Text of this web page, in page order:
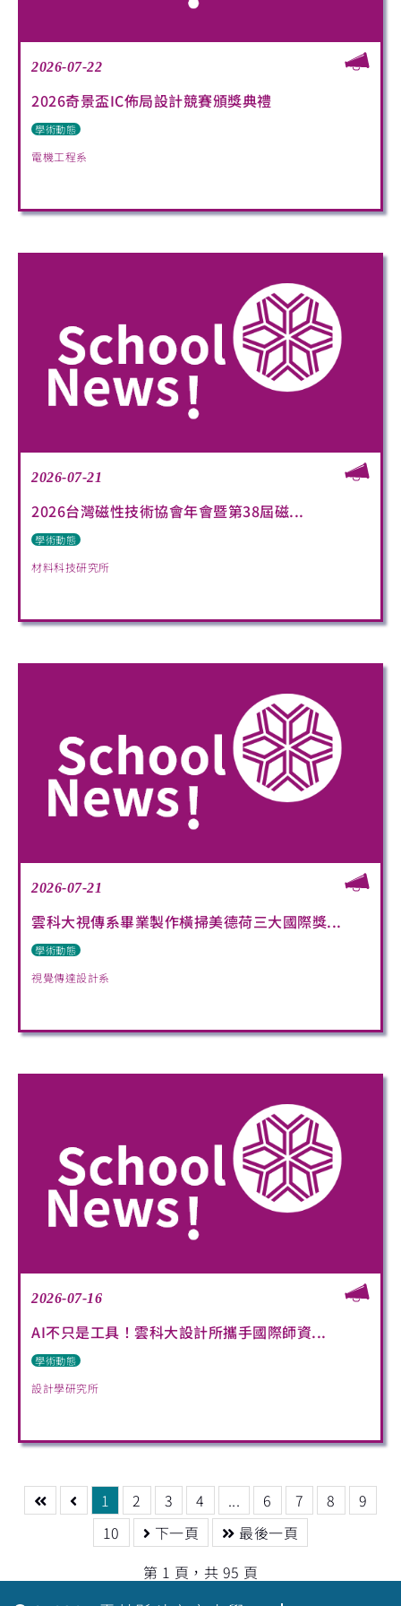
2026-07-22
2026奇景盃IC佈局設計競賽頒獎典禮
學術動態
電機工程系
2026-07-21
2026台灣磁性技術協會年會暨第38屆磁...
學術動態
材料科技研究所
2026-07-21
雲科大視傳系畢業製作橫掃美德荷三大國際獎...
學術動態
視覺傳達設計系
2026-07-16
AI不只是工具！雲科大設計所攜手國際師資...
學術動態
設計學研究所
1 2 3 4 ... 6 7 8
9
10
下一頁
最後一頁
第 1 頁，共 95 頁